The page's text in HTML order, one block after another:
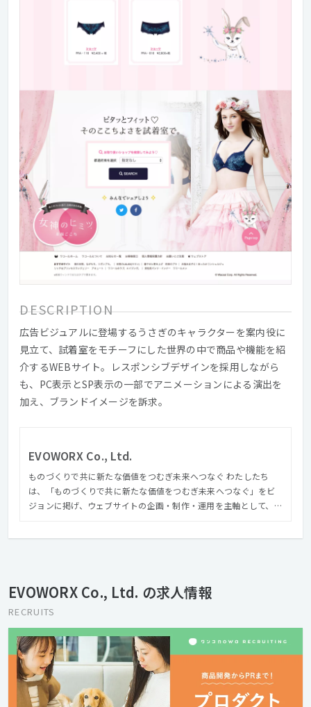
DESCRIPTION
広告ビジュアルに登場するうさぎのキャラクターを案内役に
見立て、試着室をモチーフにした世界の中で商品や機能を紹
介するWEBサイト。レスポンシブデザインを採用しながら
も、PC表示とSP表示の一部でアニメーションによる演出を
加え、ブランドイメージを訴求。
EVOWORX Co., Ltd.
ものづくりで共に新たな価値をつむぎ未来へつなぐ わたしたち
は、「ものづくりで共に新たな価値をつむぎ未来へつなぐ」をビ
ジョンに掲げ、ウェブサイトの企画・制作・運用を主軸として、コ
活動、業界の垣根を超えて、多種多様のパートナーとの協業によ
り、高い次元でのコミュニケーションデザインを遂行できる体制
デザインする。それがエヴォワークスです。
EVOWORX Co., Ltd. の求人情報
RECRUITS